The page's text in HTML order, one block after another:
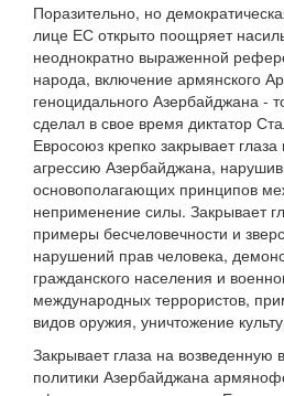
Поразительно, но
лице ЕС открыто поощряет
неоднократно выраженной
народа, включение армянского
геноцидального Азербайджана -
сделал в свое время диктатор
Евросоюз крепко закрывает
агрессию Азербайджана,
основополагающих принципов
неприменение силы. Закрывает
примеры бесчеловечности и
нарушений прав человека,
гражданского населения и
международных террористов,
видов оружия, уничтожение
Закрывает глаза на возведенную
политики Азербайджана